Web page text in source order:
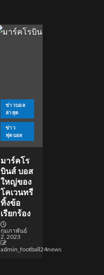
ข่าวบอล
ล่าสุด
ข่าว
ฟุตบอล
มาร์คโร
บินส์ บอส
ใหญ่ของ
โคเวนทรี
ทิ้งข้อ
เรียกร้อง
กุมภาพันธ์
2, 2023
admin_football24news